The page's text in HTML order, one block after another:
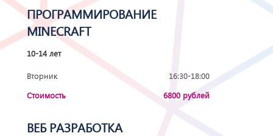
ПРОГРАММИРОВАНИЕ
MINECRAFT
10-14 лет
Вторник
16:30-18:00
Стоимость
6800 рублей
ВЕБ РАЗРАБОТКА